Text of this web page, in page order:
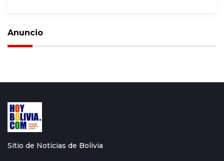
Anuncio
Sitio de Noticias de Bolivia